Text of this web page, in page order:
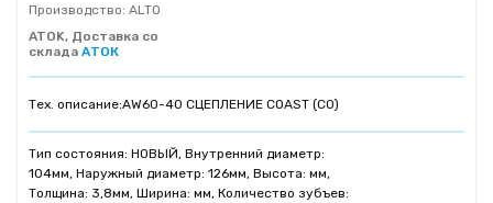
Производство: ALTO
ATOK, Доставка со
склада АТОК
Тех. описание:AW60-40 СЦЕПЛЕНИЕ COAST (C0)
Тип состояния: НОВЫЙ, Внутренний диаметр:
104мм, Наружный диаметр: 126мм, Высота: мм,
Толщина: 3,8мм, Ширина: мм, Количество зубъев: